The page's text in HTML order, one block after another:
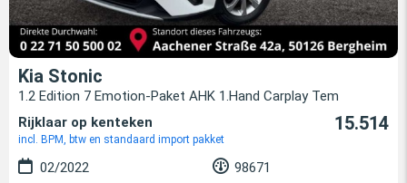
Kia Stonic
1.2 Edition 7 Emotion-Paket AHK 1.Hand Carplay Tem
Rijklaar op kenteken
incl. BPM, btw en standaard import pakket
15.514
02/2022
98671